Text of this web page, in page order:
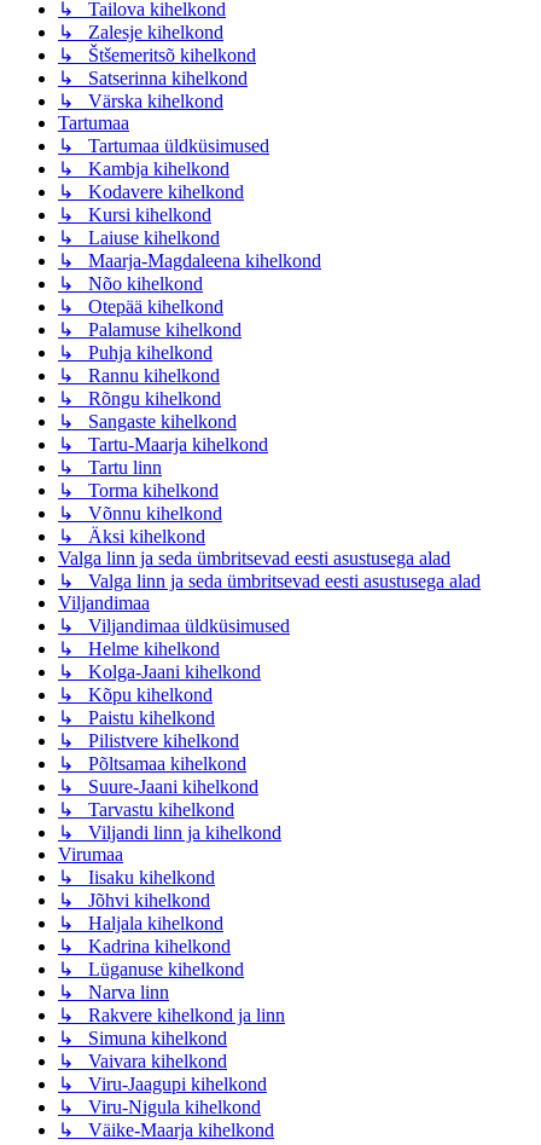
↳ Tailova kihelkond
↳ Zalesje kihelkond
↳ Štšemeritsõ kihelkond
↳ Satserinna kihelkond
↳ Värska kihelkond
Tartumaa
↳ Tartumaa üldküsimused
↳ Kambja kihelkond
↳ Kodavere kihelkond
↳ Kursi kihelkond
↳ Laiuse kihelkond
↳ Maarja-Magdaleena kihelkond
↳ Nõo kihelkond
↳ Otepää kihelkond
↳ Palamuse kihelkond
↳ Puhja kihelkond
↳ Rannu kihelkond
↳ Rõngu kihelkond
↳ Sangaste kihelkond
↳ Tartu-Maarja kihelkond
↳ Tartu linn
↳ Torma kihelkond
↳ Võnnu kihelkond
↳ Äksi kihelkond
Valga linn ja seda ümbritsevad eesti asustusega alad
↳ Valga linn ja seda ümbritsevad eesti asustusega alad
Viljandimaa
↳ Viljandimaa üldküsimused
↳ Helme kihelkond
↳ Kolga-Jaani kihelkond
↳ Kõpu kihelkond
↳ Paistu kihelkond
↳ Pilistvere kihelkond
↳ Põltsamaa kihelkond
↳ Suure-Jaani kihelkond
↳ Tarvastu kihelkond
↳ Viljandi linn ja kihelkond
Virumaa
↳ Iisaku kihelkond
↳ Jõhvi kihelkond
↳ Haljala kihelkond
↳ Kadrina kihelkond
↳ Lüganuse kihelkond
↳ Narva linn
↳ Rakvere kihelkond ja linn
↳ Simuna kihelkond
↳ Vaivara kihelkond
↳ Viru-Jaagupi kihelkond
↳ Viru-Nigula kihelkond
↳ Väike-Maarja kihelkond